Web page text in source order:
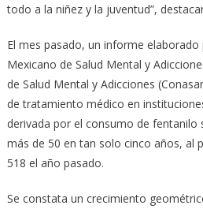
todo a la niñez y la juventud”,
El mes pasado, un informe
Mexicano de Salud Mental y
de Salud Mental y Adicciones
de tratamiento médico en
derivada por el consumo de
más de 50 en tan solo cinco años, al
518 el año pasado.
Se constata un crecimiento